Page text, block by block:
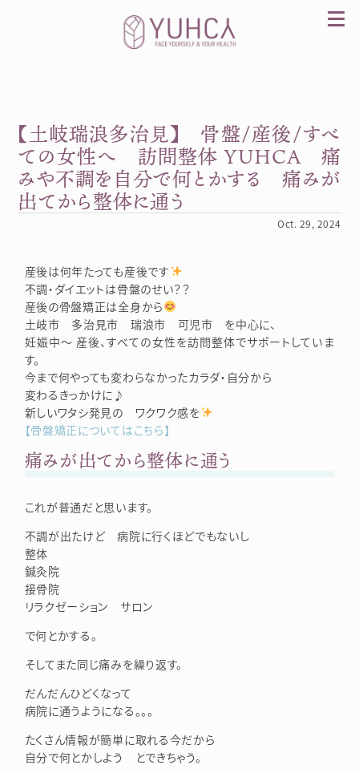
カラダを整え、習慣を変えて、心を前向きに。産
前産後訪問整体 YUHCA（ユウカ）
【土岐瑞浪多治見】 骨盤/産後/すべ
ての女性へ 訪問整体 YUHCA 痛
みや不調を自分で何とかする 痛みが
出てから整体に通う
Oct. 29, 2024
産後は何年たっても産後です
不調・ダイエットは骨盤のせい？？
産後の骨盤矯正は全身から
土岐市 多治見市 瑞浪市 可児市 を中心に、
妊娠中～ 産後、すべての女性を訪問整体でサポートしていま
す。
今まで何やっても変わらなかったカラダ・自分から
変わるきっかけに♪
新しいワタシ発見の ワクワク感を
【骨盤矯正についてはこちら】
痛みが出てから整体に通う
これが普通だと思います。
不調が出たけど 病院に行くほどでもないし
整体
鍼灸院
接骨院
リラクゼーション サロン
で何とかする。
そしてまた同じ痛みを繰り返す。
だんだんひどくなって
病院に通うようになる。。。
たくさん情報が簡単に取れる今だから
自分で何とかしよう とできちゃう。